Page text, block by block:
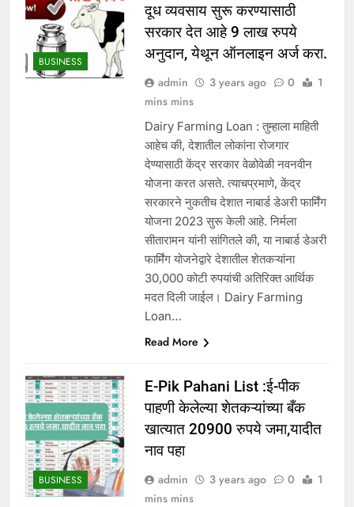
BUSINESS
दूध व्यवसाय सुरू करण्यासाठी
सरकार देत आहे 9 लाख रुपये
अनुदान, येथून ऑनलाइन अर्ज करा.
admin 3 years ago 0
1
mins mins
Dairy Farming Loan : तुम्हाला माहिती
आहेच की, देशातील लोकांना रोजगार
देण्यासाठी केंद्र सरकार वेळोवेळी नवनवीन
योजना करत असते. त्याचप्रमाणे, केंद्र
सरकारने नुकतीच देशात नाबार्ड डेअरी फार्मिंग
योजना 2023 सुरू केली आहे. निर्मला
सीतारामन यांनी सांगितले की, या नाबार्ड डेअरी
फार्मिंग योजनेद्वारे देशातील शेतकऱ्यांना
30,000 कोटी रुपयांची अतिरिक्त आर्थिक
मदत दिली जाईल। Dairy Farming
Loan…
Read More
BUSINESS
E-Pik Pahani List :ई-पीक
पाहणी केलेल्या शेतकऱ्यांच्या बँक
खात्यात 20900 रुपये जमा,यादीत
नाव पहा
admin 3 years ago 0
1
mins mins